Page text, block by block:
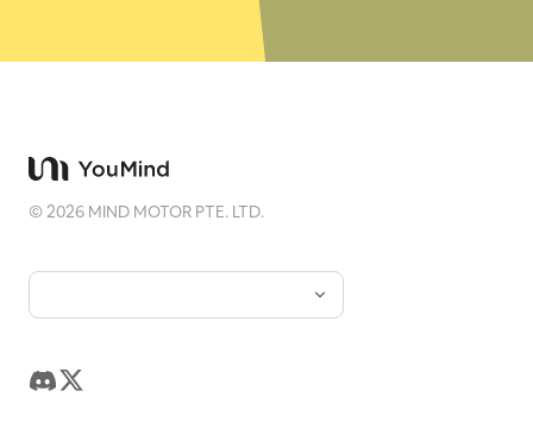
©2026 MIND MOTOR PTE. LTD.